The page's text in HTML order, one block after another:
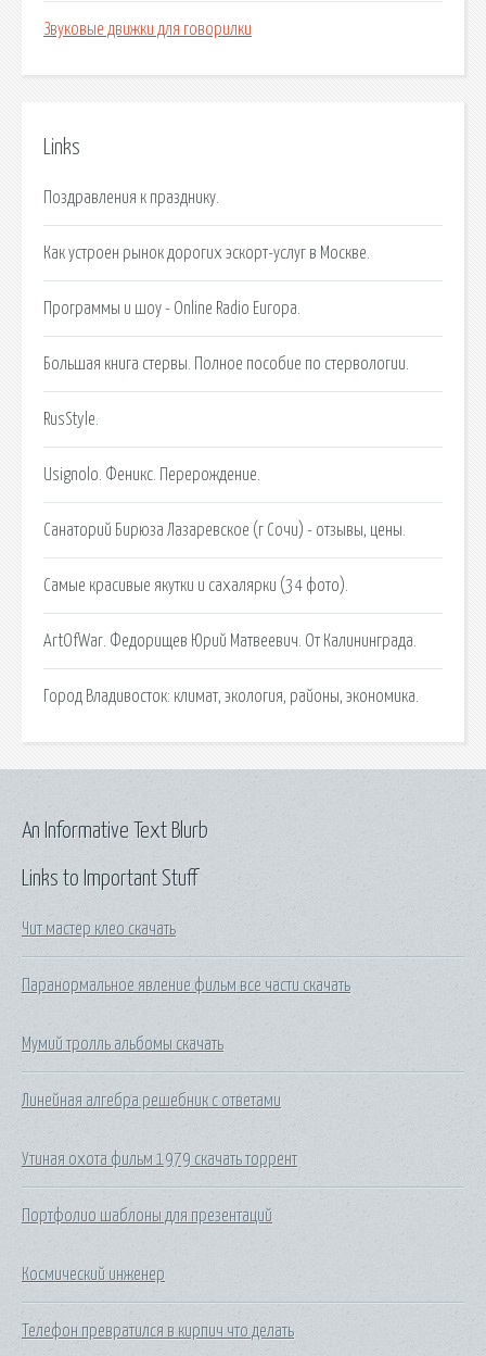
Звуковые движки для говорилки
Links
Поздравления к празднику.
Как устроен рынок дорогих эскорт-услуг в Москве.
Программы и шоу - Online Radio Europa.
Большая книга стервы. Полное пособие по стервологии.
RusStyle.
Usignolo. Феникс. Перерождение.
Санаторий Бирюза Лазаревское (г Сочи) - отзывы, цены.
Самые красивые якутки и сахалярки (34 фото).
ArtOfWar. Федорищев Юрий Матвеевич. От Калининграда.
Город Владивосток: климат, экология, районы, экономика.
Links to Important Stuff
Чит мастер клео скачать
Паранормальное явление фильм все части скачать
Мумий тролль альбомы скачать
Линейная алгебра решебник с ответами
Утиная охота фильм 1979 скачать торрент
Портфолио шаблоны для презентаций
Космический инженер
Телефон превратился в кирпич что делать
An Informative Text Blurb